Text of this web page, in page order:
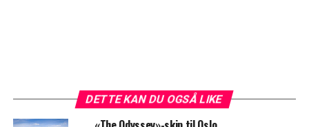
DETTE KAN DU OGSÅ LIKE